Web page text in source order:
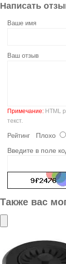
Написать
Ваше имя
Ваш отзыв
Примечание: HTML
текст.
Рейтинг Плохо
Введите в поле
Также вас